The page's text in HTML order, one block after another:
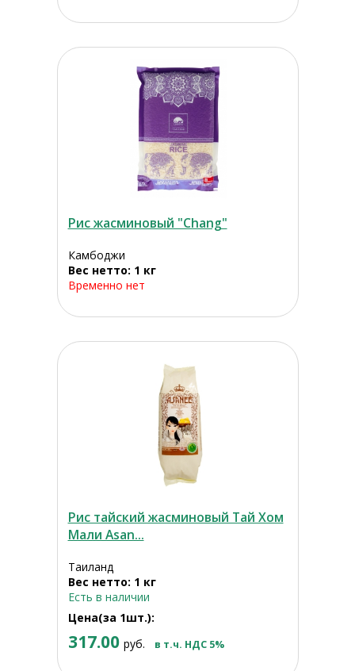
Рис жасминовый "Chang"
Камбоджи
Вес нетто: 1 кг
Временно нет
Рис тайский жасминовый Тай Хом
Мали Asan...
Таиланд
Вес нетто: 1 кг
Есть в наличии
Цена(за 1шт.):
317.00 руб. в т.ч. НДС 5%